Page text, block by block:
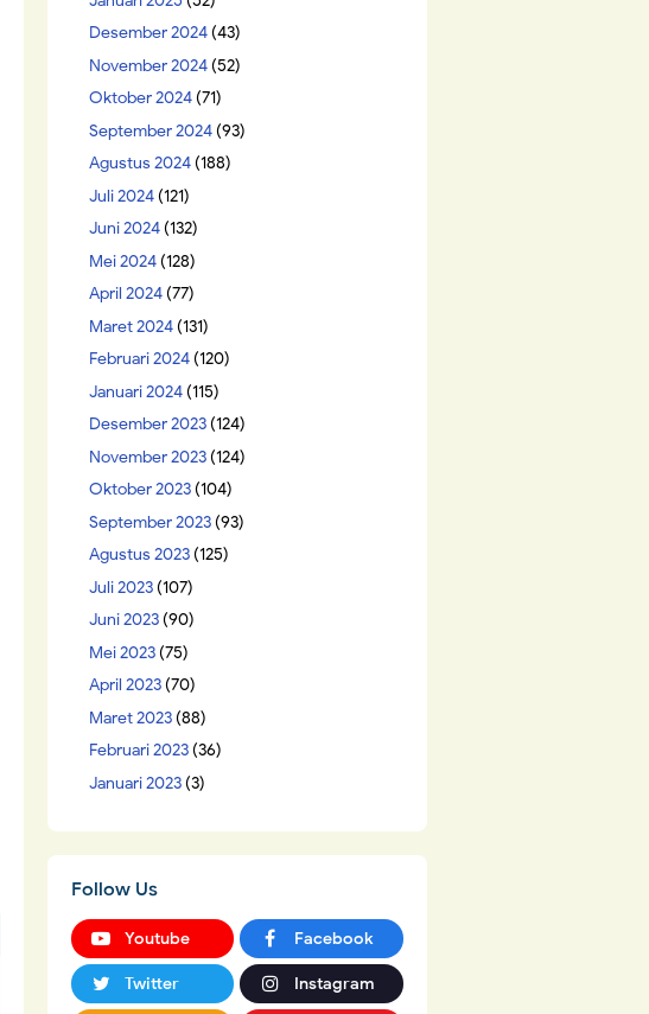
Desember 2024(43)
November 2024(52)
Oktober 2024(71)
September 2024(93)
Agustus 2024(188)
Juli 2024(121)
Juni 2024(132)
Mei 2024(128)
April 2024(77)
Maret 2024(131)
Februari 2024(120)
Januari 2024(115)
Desember 2023(124)
November 2023(124)
Oktober 2023(104)
September 2023(93)
Agustus 2023(125)
Juli 2023(107)
Juni 2023(90)
Mei 2023(75)
April 2023(70)
Maret 2023(88)
Februari 2023(36)
Januari 2023(3)
Follow Us
Youtube Facebook
Twitter Instagram